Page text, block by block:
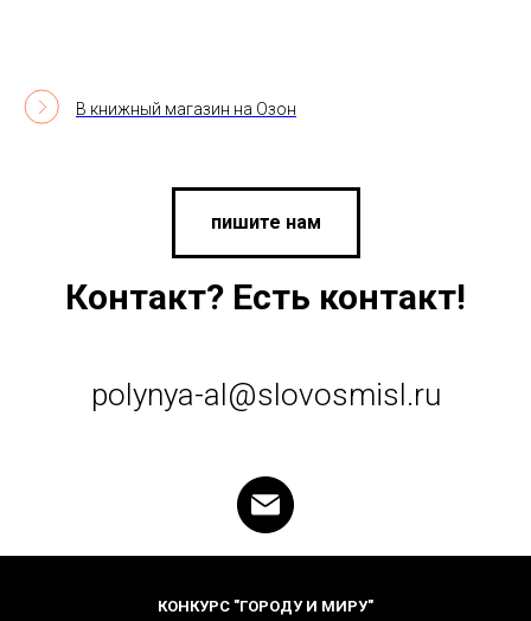
В книжный магазин на Озон
пишите нам
Контакт? Есть контакт!
polynya-al@slovosmisl.ru
КОНКУРС "ГОРОДУ И МИРУ"